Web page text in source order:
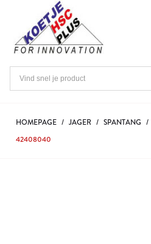
HOMEPAGE / JAGER / SPANTANG /
42408040